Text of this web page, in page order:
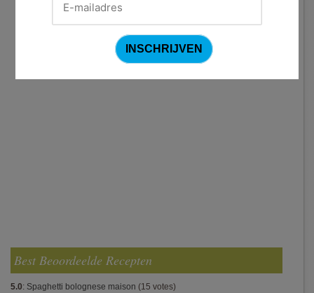
Best Beoordeelde Recepten
5.0: Spaghetti bolognese maison (15 votes)